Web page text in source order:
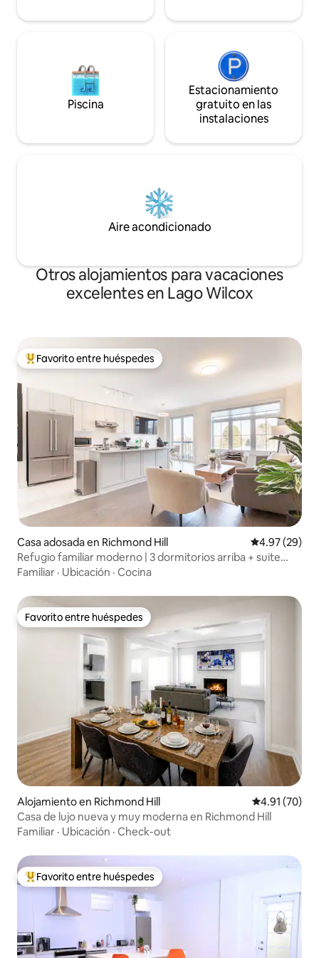
Piscina
Estacionamiento
gratuito en las
instalaciones
Aire acondicionado
Otros alojamientos para vacaciones
excelentes en Lago Wilcox
Favorito entre huéspedes preferido
Favorito entre huéspedes
Casa adosada en Richmond Hill Calificación
4.97 (29)
Refugio familiar moderno | 3 dormitorios arriba + suite
privada inferior
Familiar · Ubicación · Cocina
Favorito entre huéspedes
Favorito entre huéspedes
Alojamiento en Richmond Hill Calificación
4.91 (70)
Casa de lujo nueva y muy moderna en Richmond Hill
Familiar · Ubicación · Check-out
Favorito entre huéspedes preferido
Favorito entre huéspedes